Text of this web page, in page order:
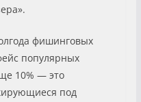
фишинговых
популярных
10% — это
под